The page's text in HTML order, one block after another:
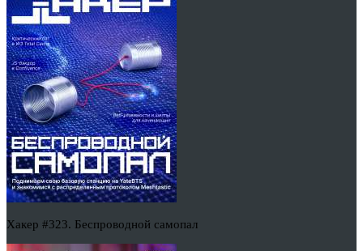
Хакер #323. Беспроводной самопал